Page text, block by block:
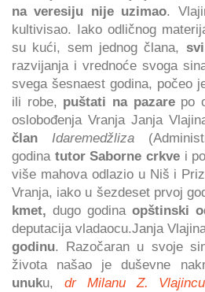
na veresiju nije uzimao.
kultivisao. Iako odličnog
su kući, sem jednog člana,
razvijanja i vrednoće svoga
svega šesnaest godina, počeo
ili robe, puštati na pazarepo
oslobođenja Vranja Janja
član
Idaremedžliza
godina tutor Saborne crkvei po
više mahova odlazio u Niš i
Vranja, iako u šezdeset prvoj
kmet, dugo godina opštinski
deputacija vladaocu.Janja
godinu. Razočaran u svoje
života našao je duševne
unuku, dr Milanu Z. Vlajincu